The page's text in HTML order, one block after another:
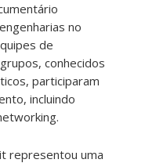
no
de
conhecidos
participaram
incluindo
representou uma